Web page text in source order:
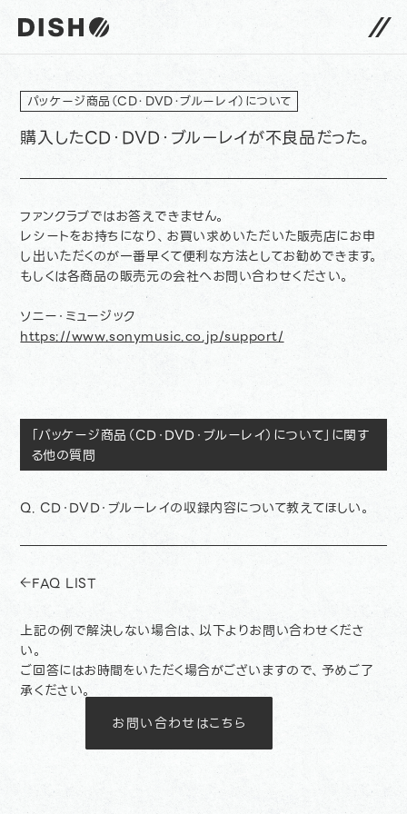
DISH// サイトトップへ
パッケージ商品（CD・DVD・ブルーレイ）について
購入したCD・DVD・ブルーレイが不良品だった。
ファンクラブではお答えできません。
レシートをお持ちになり、お買い求めいただいた販売店にお申
し出いただくのが一番早くて便利な方法としてお勧めできます。
もしくは各商品の販売元の会社へお問い合わせください。
ソニー・ミュージック
https://www.sonymusic.co.jp/support/
「パッケージ商品（CD・DVD・ブルーレイ）について」に関す
る他の質問
Q. CD・DVD・ブルーレイの収録内容について教えてほしい。
FAQ LIST
上記の例で解決しない場合は、以下よりお問い合わせくださ
い。
ご回答にはお時間をいただく場合がございますので、予めご了
承ください。
お問い合わせはこちら